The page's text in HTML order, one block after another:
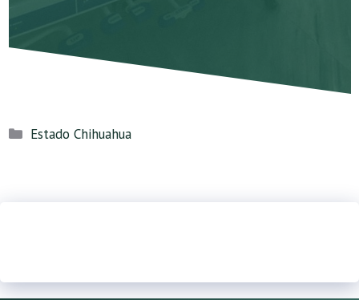
Categorías
Estado Chihuahua